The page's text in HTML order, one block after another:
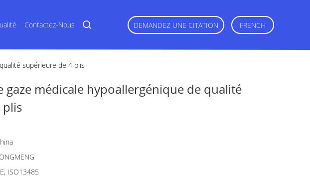
Contactez-Nous DEMANDEZ UNE CITATION FRENCH
supérieure de 4 plis
gaze médicale hypoallergénique de qualité
ISO13485